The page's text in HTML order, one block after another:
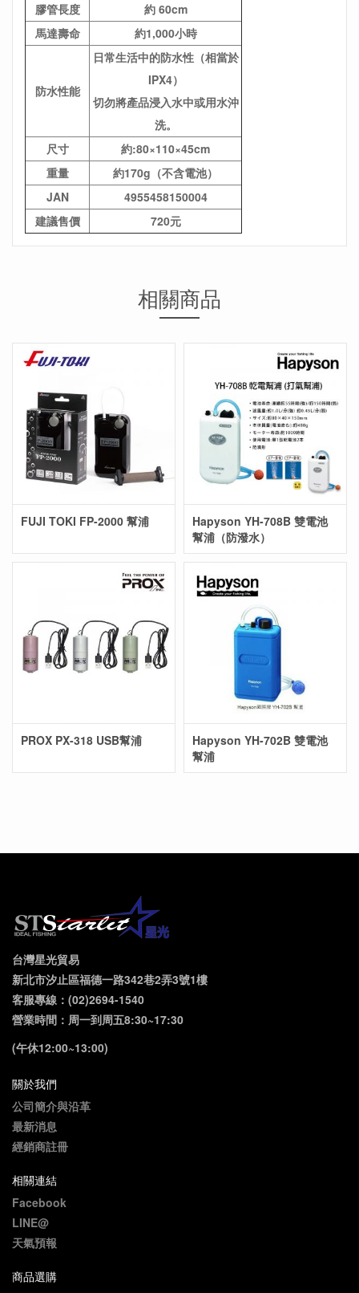
膠管長度
約 60cm
馬達壽命
約1,000小時
防水性能
日常生活中的防水性（相當於
IPX4）
切勿將產品浸入水中或用水沖
洗。
尺寸
約:80×110×45cm
重量
約170g（不含電池）
JAN
4955458150004
建議售價
720元
相關商品
FUJI TOKI FP-2000 幫浦
Hapyson YH-708B 雙電池
幫浦（防潑水）
PROX PX-318 USB幫浦
Hapyson YH-702B 雙電池
幫浦
台灣星光貿易
新北市汐止區福德一路342巷2弄3號1樓
客服專線：(02)2694-1540
營業時間：周一到周五8:30~17:30
(午休12:00~13:00)
關於我們
公司簡介與沿革
最新消息
經銷商註冊
相關連結
Facebook
LINE@
天氣預報
商品選購